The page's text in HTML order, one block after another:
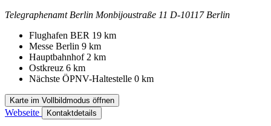
Adresse
Telegraphenamt Berlin Monbijoustraße 11 D-10117 Berlin
Flughafen BER 19 km
Messe Berlin 9 km
Hauptbahnhof 2 km
Ostkreuz 6 km
Nächste ÖPNV-Haltestelle 0 km
Karte im Vollbildmodus öffnen
Webseite Kontaktdetails